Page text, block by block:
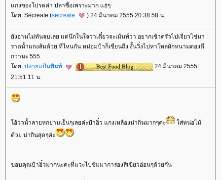
กงของโปรดค่า ปลาชื่อเพราะมาก แฮ่ๆ
ดย: Secreate (secreate ) 24 มีนาคม 2555 20:38:58 น.
ังอ่านไม่ทันจบเลย แต่นึกในใจว่าเดี๋ยวจะเม้นท์ว่า อยากเข้าครัวไปเจียวไข่มา
ราดน้ำแกงส้มด้วย ที่ไหนกัน หม่อมป้าก็เขียนถึง งั้นวิ่งไปหาโหลผักหนามดองดี
กว่านะ 555
ดย: ปลายแป้นพิมพ์
24 มีนาคม 2555
21:51:11 น.
อ้ววนํ้าลายหกยามเย็นๆเลยค่ะป้าอิ๋ว แกงเหลืองน่ากินมากๆค่ะ
ส่หน่อไม้
ด้วย น่ากินสุดๆค่ะ
ขอบคุณป้าอิ๋วมากนะคะที่แวะไปชิมมาการองสีเขียวอ่อนๆด้วยกัน